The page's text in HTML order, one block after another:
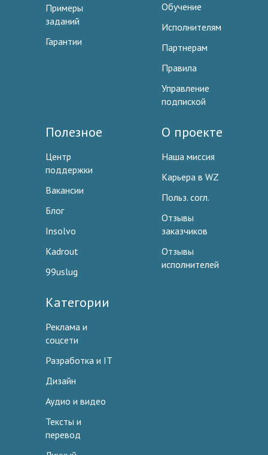
Примеры
заданий
Гарантии
Обучение
Исполнителям
Партнерам
Правила
Управление
подпиской
Полезное
Центр
поддержки
Вакансии
Блог
Insolvo
Kadrout
99uslug
О проекте
Наша миссия
Карьера в WZ
Польз. согл.
Отзывы
заказчиков
Отзывы
исполнителей
Категории
Реклама и
соцсети
Разработка и IT
Дизайн
Аудио и видео
Тексты и
перевод